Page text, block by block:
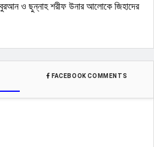
ও ছুন্নাহ শরীফ উনার আলোকে জিহাদের
FACEBOOK COMMENTS